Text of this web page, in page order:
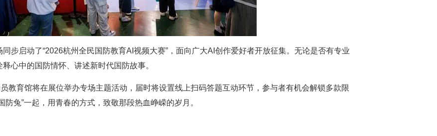
步启动了“2026杭州全民国防教育AI视频大赛”，面向广大AI创作爱好者开放征集。无论是否有专业
心中的国防情怀、讲述新时代国防故事。
教育馆将在展位举办专场主题活动，届时将设置线上扫码答题互动环节，参与者有机会解锁多款限
兔”一起，用青春的方式，致敬那段热血峥嵘的岁月。